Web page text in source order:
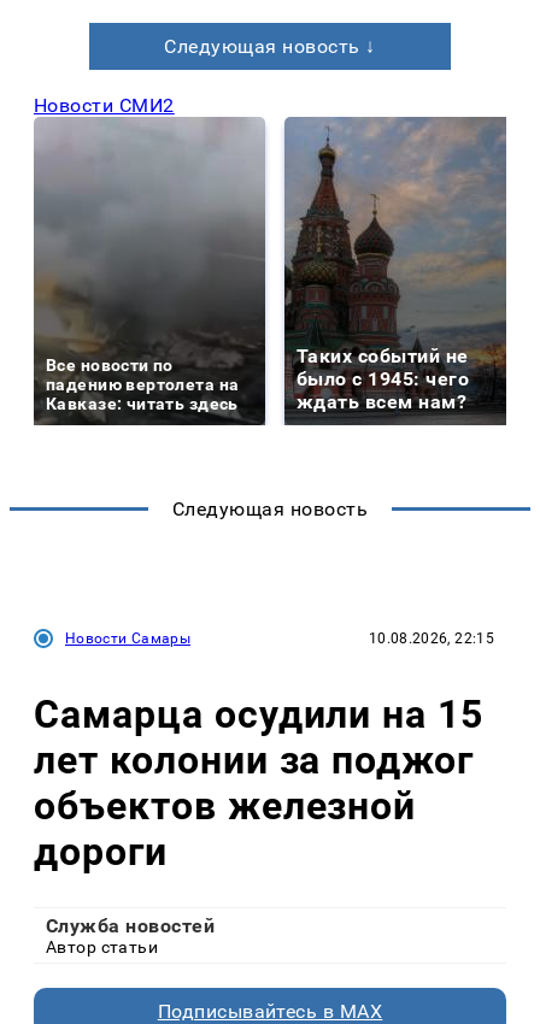
Следующая новость ↓
Новости СМИ2
Все новости по
падению вертолета на
Кавказе: читать здесь
Таких событий не
было с 1945: чего
ждать всем нам?
Следующая новость
Новости Самары 10.08.2026, 22:15
Самарца осудили на 15
лет колонии за поджог
объектов железной
дороги
Служба новостей
Автор статьи
Подписывайтесь в MAX